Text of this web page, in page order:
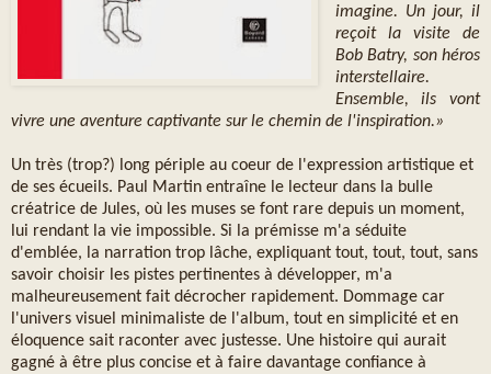
imagine. Un jour, il
reçoit la visite de
Bob Batry, son héros
interstellaire.
Ensemble, ils vont
vivre une aventure captivante sur le chemin de l'inspiration.»
Un très (trop?) long périple au coeur de l'expression artistique et
de ses écueils. Paul Martin entraîne le lecteur dans la bulle
créatrice de Jules, où les muses se font rare depuis un moment,
lui rendant la vie impossible. Si la prémisse m'a séduite
d'emblée, la narration trop lâche, expliquant tout, tout, tout, sans
savoir choisir les pistes pertinentes à développer, m'a
malheureusement fait décrocher rapidement. Dommage car
l'univers visuel minimaliste de l'album, tout en simplicité et en
éloquence sait raconter avec justesse. Une histoire qui aurait
gagné à être plus concise et à faire davantage confiance à